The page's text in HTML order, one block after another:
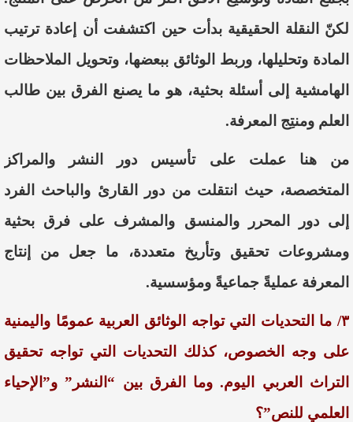
لكنّ النقلة الحقيقية بدأت حين اكتشفت أن إعادة ترتيب
المادة وتحليلها، وربط الوثائق ببعضها، وتحويل الملاحظات
الهامشية إلى أسئلة بحثية، هو ما يصنع الفرق بين طالب
العلم ومنتِج المعرفة.
من هنا عملت على تأسيس دور النشر والمراكز
المتخصصة، حيث انتقلت من دور القارئ والباحث الفرد
إلى دور المحرر والمنسق والمشرف على فرق بحثية
ومشروعات تحقيق وتأريخ متعددة، ما جعل من إنتاج
المعرفة عمليةً جماعيةً ومؤسسية.
٣/ ما التحديات التي تواجه الوثائق العربية عمومًا واليمنية
على وجه الخصوص، كذلك التحديات التي تواجه تحقيق
التراث العربي اليوم. وما الفرق بين “النشر” و”الإحياء
العلمي للنص”؟